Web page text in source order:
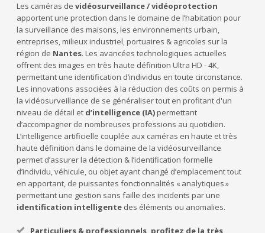
Les caméras de vidéosurveillance / vidéoprotection
apportent une protection dans le domaine de l’habitation pour
la surveillance des maisons, les environnements urbain,
entreprises, milieux industriel, portuaires & agricoles sur la
région de Nantes. Les avancées technologiques actuelles
offrent des images en très haute définition Ultra HD - 4K,
permettant une identification d’individus en toute circonstance.
Les innovations associées à la réduction des coûts on permis à
la vidéosurveillance de se généraliser tout en profitant d'un
niveau de détail et d’intelligence (IA)permettant
d’accompagner de nombreuses professions au quotidien.
L’intelligence artificielle couplée aux caméras en haute et très
haute définition dans le domaine de la vidéosurveillance
permet d’assurer la détection & l’identification formelle
d’individu, véhicule, ou objet ayant changé d’emplacement tout
en apportant, de puissantes fonctionnalités « analytiques »
permettant une gestion sans faille des incidents par une
identification intelligentedes éléments ou anomalies.
Particuliers & professionnels, profitez de la très